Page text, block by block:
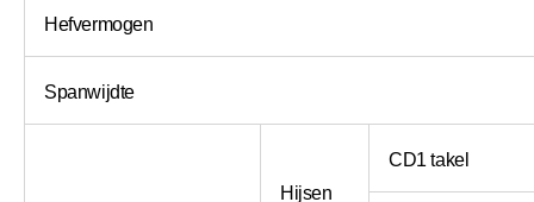
Hefvermogen
Spanwijdte
Hijsen
CD1 takel